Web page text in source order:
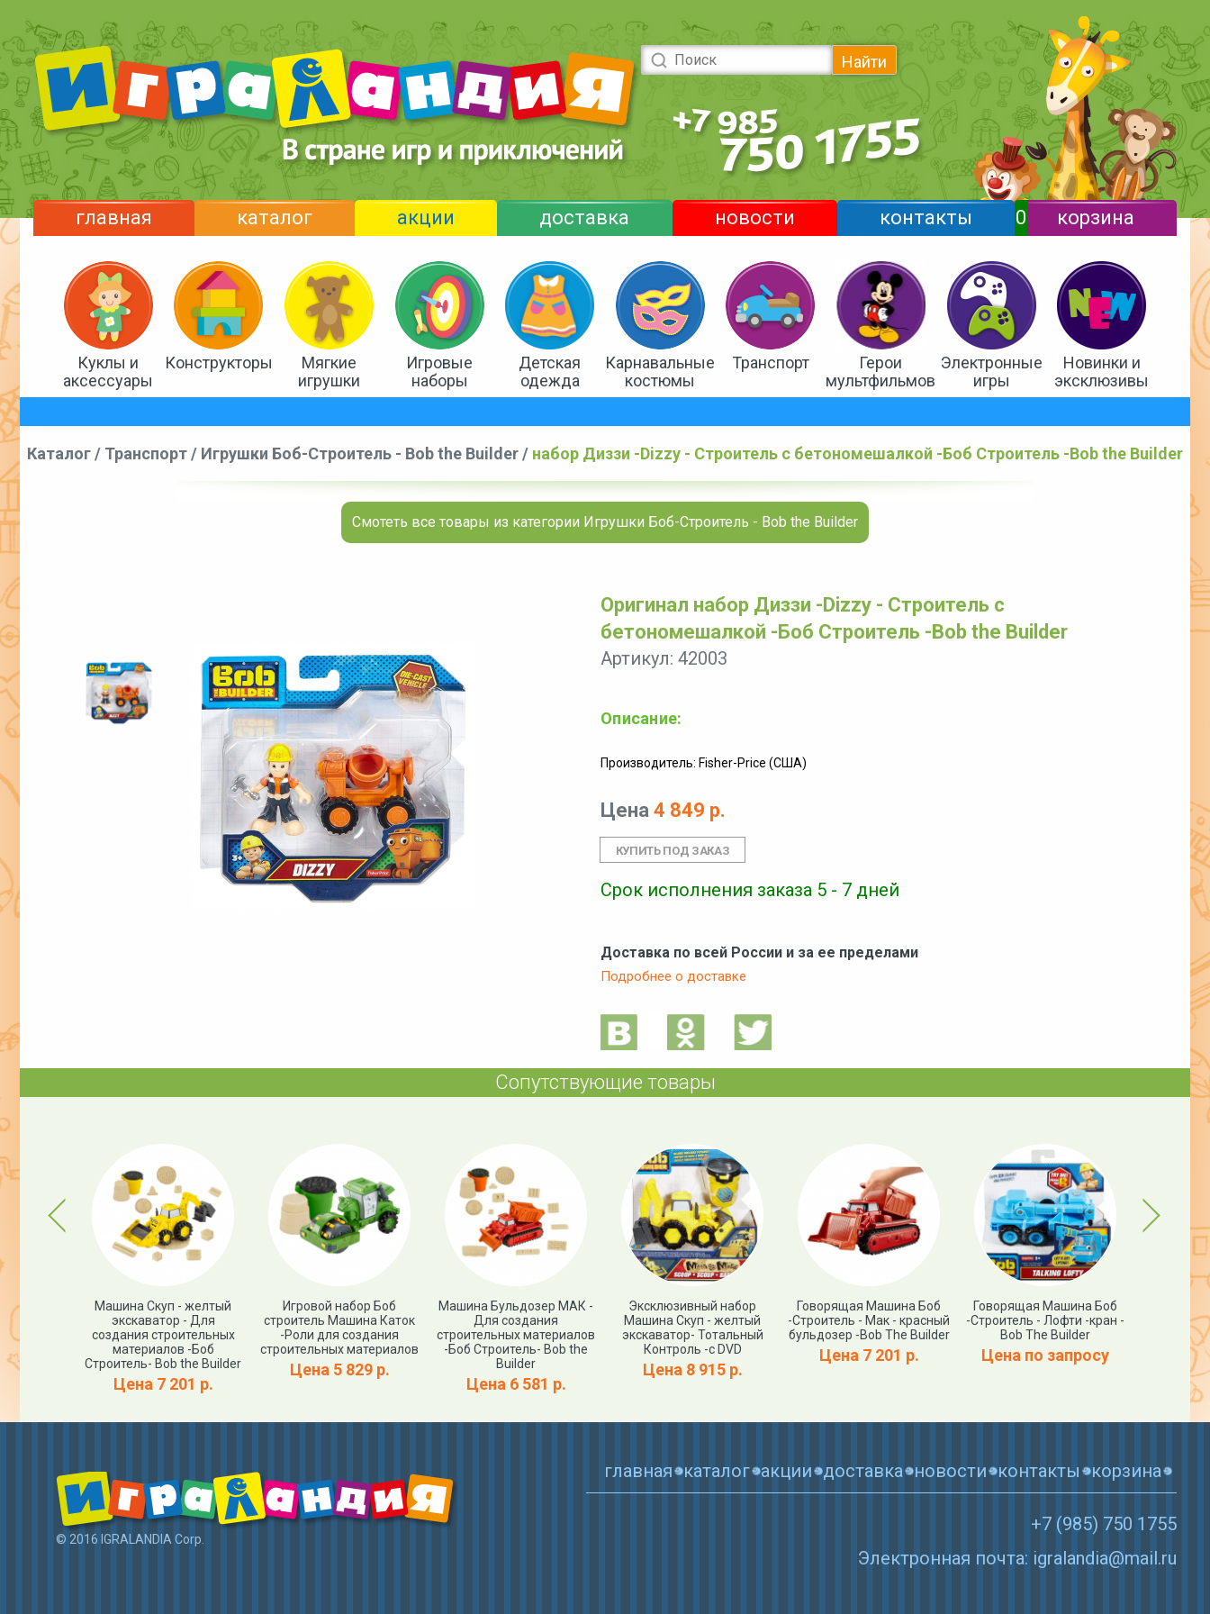
Найти
главная каталог акции доставка новости контакты 0 корзина
Куклы и
аксессуары
Конструкторы
Мягкие
игрушки
Игровые
наборы
Детская
одежда
Карнавальные
костюмы
Транспорт
Герои
мультфильмов
Электронные
игры
Новинки и
эксклюзивы
Каталог / Транспорт / Игрушки Боб-Строитель - Bob the Builder / набор Диззи -Dizzy - Строитель с бетономешалкой -Боб Строитель -Bob the Builder
Смотеть все товары из категории Игрушки Боб-Строитель - Bob the Builder
Оригинал набор Диззи -Dizzy - Строитель с
бетономешалкой -Боб Строитель -Bob the Builder
Артикул: 42003
Описание:
Производитель: Fisher-Price (США)
Цена 4 849 р.
Срок исполнения заказа 5 - 7 дней
Доставка по всей России и за ее пределами
Подробнее о доставке
Сопутствующие товары
Previous
- Желтый
-Боб
Builder
р.
Машина Скуп - желтый
экскаватор - Для
создания строительных
материалов -Боб
Строитель- Bob the Builder
Цена 7 201 р.
Игровой набор Боб
строитель Машина Каток
-Роли для создания
строительных материалов
Цена 5 829 р.
Машина Бульдозер МАК -
Для создания
строительных материалов
-Боб Строитель- Bob the
Builder
Цена 6 581 р.
Эксклюзивный набор
Машина Скуп - желтый
экскаватор- Тотальный
Контроль -с DVD
Цена 8 915 р.
Говорящая Машина Боб
-Строитель - Мак - красный
бульдозер -Bob The Builder
Цена 7 201 р.
Говорящая Машина Боб
-Строитель - Лофти -кран -
Bob The Builder
Цена по запросу
Bob
Next
© 2016 IGRALANDIA Corp.
главная каталог акции доставка новости контакты корзина
+7 (985) 750 1755
Электронная почта: igralandia@mail.ru